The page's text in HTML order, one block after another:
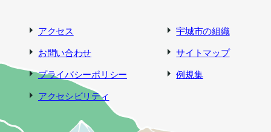
アクセス
宇城市の組織
お問い合わせ
サイトマップ
プライバシーポリシー
例規集
アクセシビリティ